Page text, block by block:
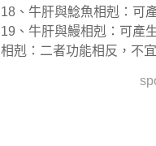
18、牛肝與鯰魚相剋：可
19、牛肝與鰻相剋：可產
相剋：二者功能相反，不